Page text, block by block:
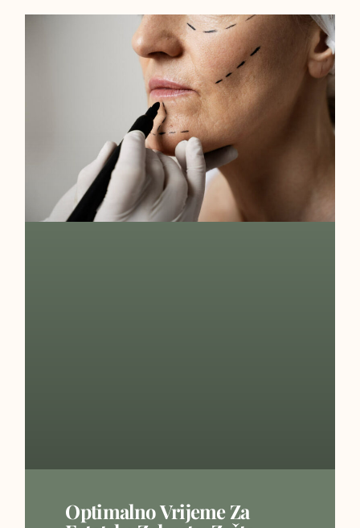
Optimalno Vrijeme Za